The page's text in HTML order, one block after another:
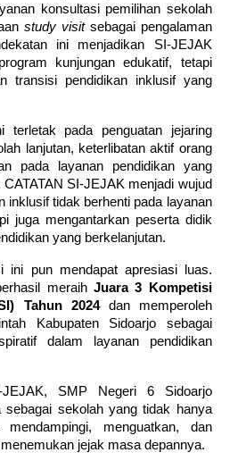
konsultasi pemilihan sekolah
study visitsebagai pengalaman
ini menjadikan SI-JEJAK
kunjungan edukatif, tetapi
transisi pendidikan inklusif yang
terletak pada penguatan jejaring
lanjutan, keterlibatan aktif orang
pada layanan pendidikan yang
SI-JEJAK menjadi wujud
inklusif tidak berhenti pada layanan
juga mengantarkan peserta didik
yang berkelanjutan.
ini pun mendapat apresiasi luas.
meraih Juara 3 Kompetisi
Tahun 2024dan memperoleh
Kabupaten Sidoarjo sebagai
dalam layanan pendidikan
JEJAK, SMP Negeri 6 Sidoarjo
sebagai sekolah yang tidak hanya
menguatkan, dan
jejak masa depannya.